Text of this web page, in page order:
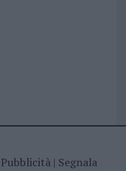
Pubblicità| Segnala